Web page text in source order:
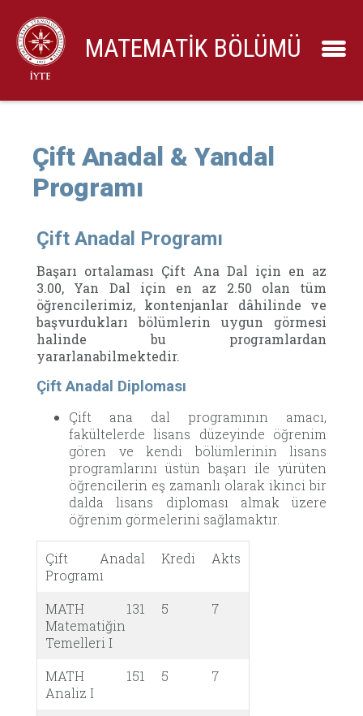
MATEMATİK BÖLÜMÜ
Çift Anadal & Yandal
Programı
Çift Anadal Programı
Başarı ortalaması Çift Ana Dal için en az
3.00, Yan Dal için en az 2.50 olan tüm
öğrencilerimiz, kontenjanlar dâhilinde ve
başvurdukları bölümlerin uygun görmesi
halinde bu programlardan
yararlanabilmektedir.
Çift Anadal Diploması
Çift ana dal programının amacı,
fakültelerde lisans düzeyinde öğrenim
gören ve kendi bölümlerinin lisans
programlarını üstün başarı ile yürüten
öğrencilerin eş zamanlı olarak ikinci bir
dalda lisans diploması almak üzere
öğrenim görmelerini sağlamaktır.
Çift Anadal
Programı
Kredi Akts
MATH 131
Matematiğin
Temelleri I
5 7
MATH 151
Analiz I
5 7